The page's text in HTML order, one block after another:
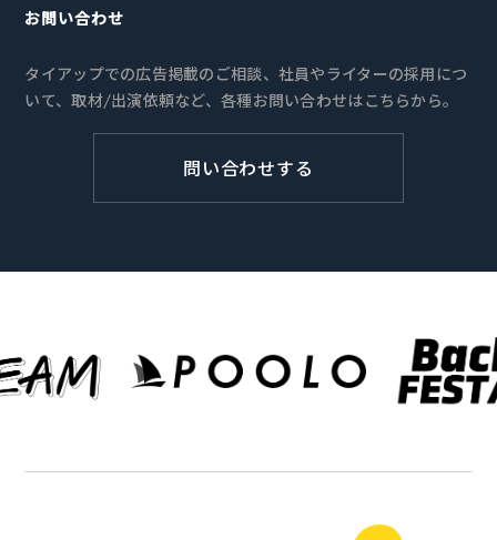
お問い合わせ
タイアップでの広告掲載のご相談、社員やライターの採用につ
いて、取材/出演依頼など、各種お問い合わせはこちらから。
問い合わせする